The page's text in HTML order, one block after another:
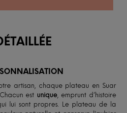
artisan, chaque plateau en Suar
est unique, emprunt d’histoire
lui sont propres. Le plateau de la